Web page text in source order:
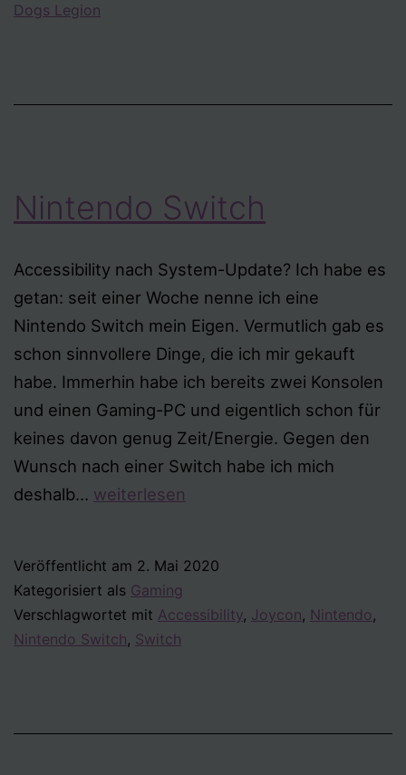
Dogs Legion
Nintendo Switch
Accessibility nach System-Update? Ich habe es
getan: seit einer Woche nenne ich eine
Nintendo Switch mein Eigen. Vermutlich gab es
schon sinnvollere Dinge, die ich mir gekauft
habe. Immerhin habe ich bereits zwei Konsolen
und einen Gaming-PC und eigentlich schon für
keines davon genug Zeit/Energie. Gegen den
Wunsch nach einer Switch habe ich mich
deshalb… Nintendo
weiterlesen
Veröffentlicht am 2. Mai 2020
Kategorisiert als Gaming
Verschlagwortet mit Accessibility, Joycon, Nintendo,
Nintendo Switch, Switch